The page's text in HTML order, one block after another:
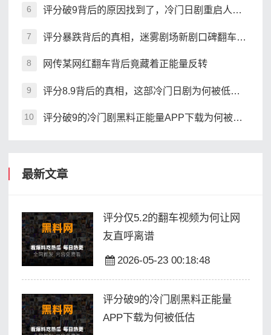
6 评分破9背后的原因找到了，冷门日剧重启人生为何封神
7 评分暴跌背后的真相，迷雾剧场新剧口碑翻车了吗
8 网传某网红翻车背后竟藏着正能量反转
9 评分8.9背后的真相，这部冷门日剧为何被低估？
10 评分破9的冷门剧黑料正能量APP下载为何被低估
最新文章
评分仅5.2的翻车视频为何让网
友直呼离谱
2026-05-23 00:18:48
评分破9的冷门剧黑料正能量
APP下载为何被低估